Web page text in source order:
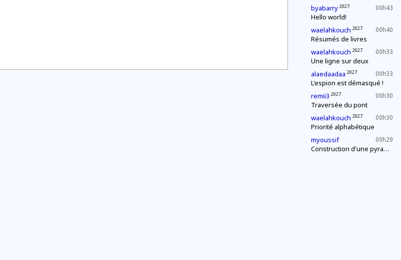
00h43
byabarry 2027
Hello world!
00h40
waelahkouch 2027
Résumés de livres
00h33
waelahkouch 2027
Une ligne sur deux
00h33
alaedaadaa 2027
L'espion est démasqué !
00h30
remii3 2027
Traversée du pont
00h30
waelahkouch 2027
Priorité alphabétique
00h29
myoussif
Construction d'une pyramide